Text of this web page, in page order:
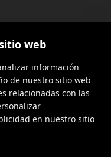
web
información
de nuestro sitio web
relacionadas con las
en nuestro sitio